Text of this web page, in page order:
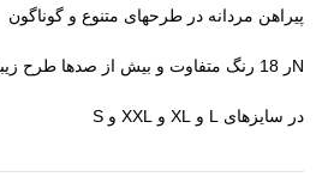
پیراهن مردانه در طرحهای متنوع و گوناگون
Nر 18 رنگ متفاوت و بیش از صدها طرح زیبا و مد روز
در سایزهای L و XL و XXL و S